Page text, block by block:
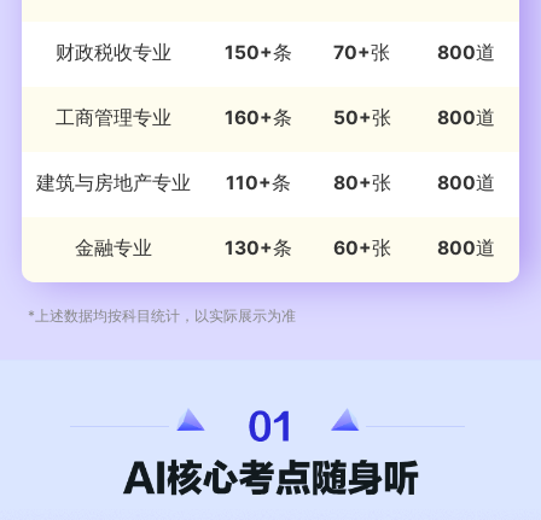
财政税收专业 150+条 70+张 800道
工商管理专业 160+条 50+张 800道
建筑与房地产专业 110+条 80+张 800道
金融专业 130+条 60+张 800道
*上述数据均按科目统计，以实际展示为准